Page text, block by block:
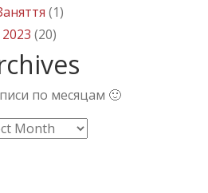
(1)
2023 (20)
по месяцам 🙂